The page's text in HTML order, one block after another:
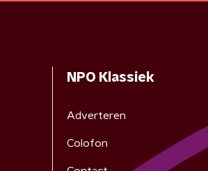
NPO Klassiek
Adverteren
Colofon